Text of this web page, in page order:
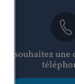
souhaitez